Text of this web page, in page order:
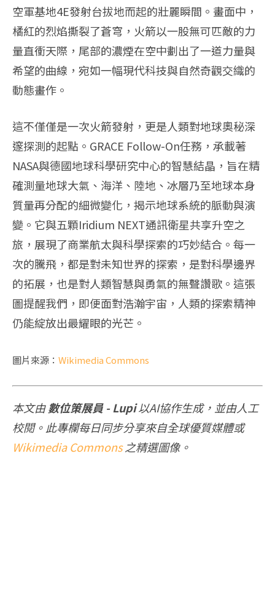
空軍基地4E發射台拔地而起的壯麗瞬間。畫面中，
橘紅的烈焰撕裂了蒼穹，火箭以一股無可匹敵的力
量直衝天際，尾部的濃煙在空中劃出了一道力量與
希望的曲線，宛如一幅現代科技與自然奇觀交織的
動態畫作。
這不僅僅是一次火箭發射，更是人類對地球奧秘深
邃探測的起點。GRACE Follow-On任務，承載著
NASA與德國地球科學研究中心的智慧結晶，旨在精
確測量地球大氣、海洋、陸地、冰層乃至地球本身
質量再分配的細微變化，揭示地球系統的脈動與演
變。它與五顆Iridium NEXT通訊衛星共享升空之
旅，展現了商業航太與科學探索的巧妙結合。每一
次的騰飛，都是對未知世界的探索，是對科學邊界
的拓展，也是對人類智慧與勇氣的無聲讚歌。這張
圖提醒我們，即便面對浩瀚宇宙，人類的探索精神
仍能綻放出最耀眼的光芒。
圖片來源： Wikimedia Commons
本文由數位策展員 - Lupi以AI協作生成，並由人工
校閱。此專欄每日同步分享來自全球優質媒體或
Wikimedia Commons之精選圖像。